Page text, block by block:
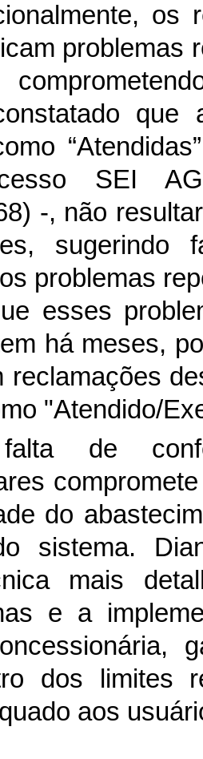
os
problemas
que
SEI
) -, não
problemas
esses
há meses,
reclamações
"Atendido/
de
do
sistema.
mais
e a
dos limites
aos